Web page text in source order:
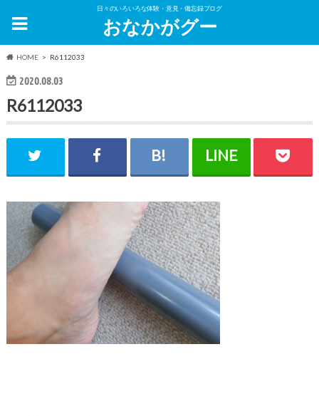
日々のいろいろな体験・意見・備忘録ブログ
おなかがグー
HOME R6112033
2020.08.03
R6112033